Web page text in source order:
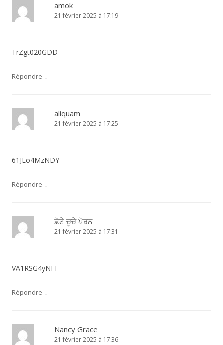
amok
21 février 2025 à 17:19
TrZgt020GDD
Répondre ↓
aliquam
21 février 2025 à 17:25
61JLo4MzNDY
Répondre ↓
ਛੋਟੇ ਚੂਚੇ ਪੋਰਨ
21 février 2025 à 17:31
VA1RSG4yNFI
Répondre ↓
Nancy Grace
21 février 2025 à 17:36